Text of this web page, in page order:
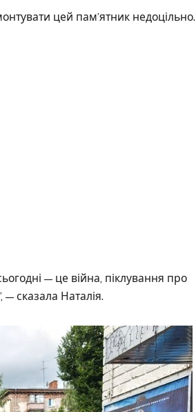
цей пам’ятник недоцільно.
— це війна, піклування про
— сказала Наталія.